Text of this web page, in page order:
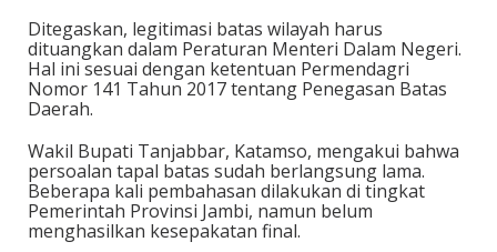
Ditegaskan, legitimasi batas wilayah harus
dituangkan dalam Peraturan Menteri Dalam Negeri.
Hal ini sesuai dengan ketentuan Permendagri
Nomor 141 Tahun 2017 tentang Penegasan Batas
Daerah.
Wakil Bupati Tanjabbar, Katamso, mengakui bahwa
persoalan tapal batas sudah berlangsung lama.
Beberapa kali pembahasan dilakukan di tingkat
Pemerintah Provinsi Jambi, namun belum
menghasilkan kesepakatan final.